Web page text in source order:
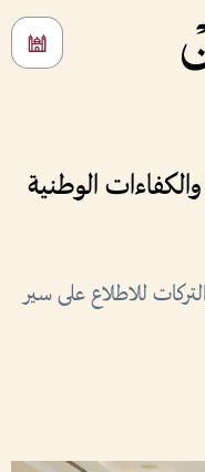
الوطنية
للاطلاع على سير